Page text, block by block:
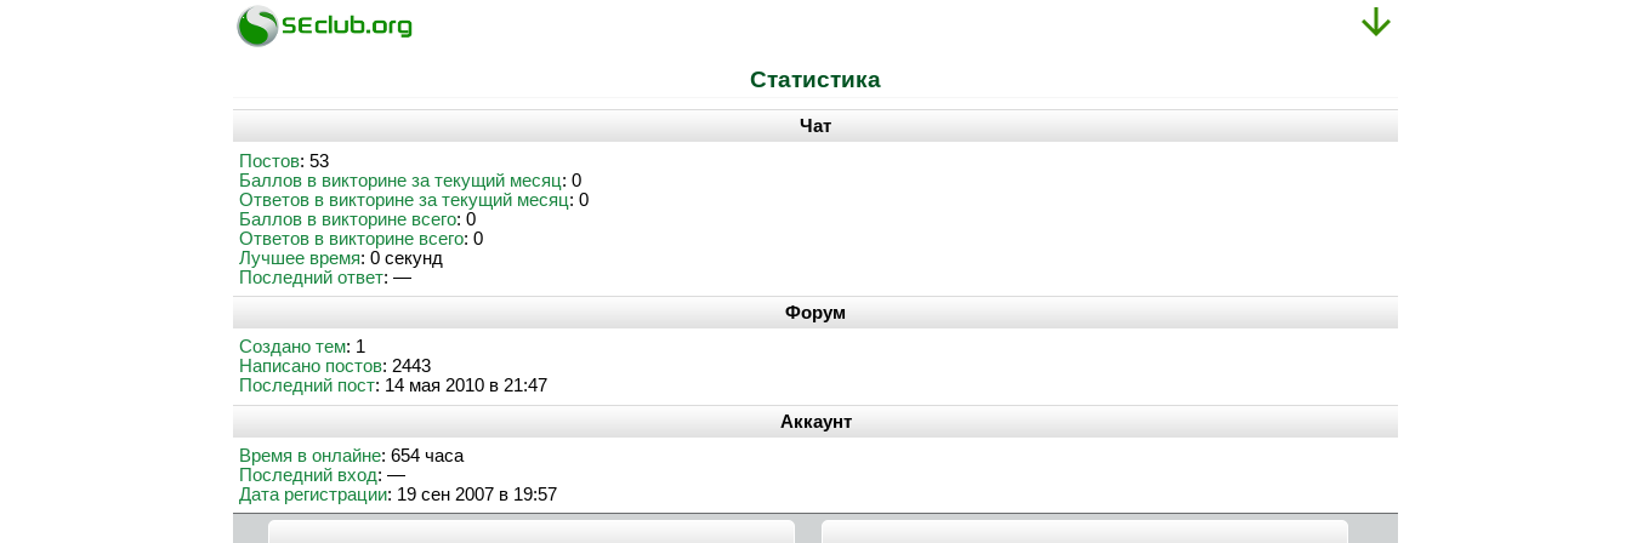
Статистика
Чат
Постов: 53
Баллов в викторине за текущий месяц: 0
Ответов в викторине за текущий месяц: 0
Баллов в викторине всего: 0
Ответов в викторине всего: 0
Лучшее время: 0 секунд
Последний ответ: —
Форум
Создано тем: 1
Написано постов: 2443
Последний пост: 14 мая 2010 в 21:47
Аккаунт
Время в онлайне: 654 часа
Последний вход: —
Дата регистрации: 19 сен 2007 в 19:57